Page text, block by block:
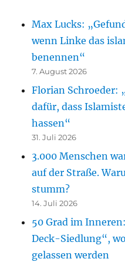
Max Lucks:
wenn Linke das
benennen“
7. August 2026
Florian Schroeder:
dafür, dass
hassen“
31. Juli 2026
3.000 Menschen
auf der Straße.
stumm?
14. Juli 2026
50 Grad im
Deck-Siedlung“,
gelassen werden